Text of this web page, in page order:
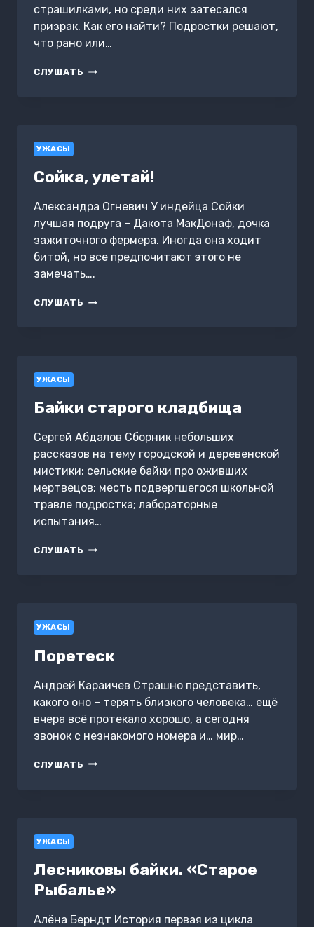
страшилками, но среди них затесался
призрак. Как его найти? Подростки решают,
что рано или…
СЛУШАТЬ САЛОЧКИ
УЖАСЫ
Сойка, улетай!
Александра Огневич У индейца Сойки
лучшая подруга – Дакота МакДонаф, дочка
зажиточного фермера. Иногда она ходит
битой, но все предпочитают этого не
замечать….
СЛУШАТЬ СОЙКА,
УЖАСЫ
Байки старого кладбища
Сергей Абдалов Сборник небольших
рассказов на тему городской и деревенской
мистики: сельские байки про оживших
мертвецов; месть подвергшегося школьной
травле подростка; лабораторные
испытания…
СЛУШАТЬ БАЙКИ
УЖАСЫ
Поретеск
Андрей Караичев Страшно представить,
какого оно – терять близкого человека… ещё
вчера всё протекало хорошо, а сегодня
звонок с незнакомого номера и… мир…
СЛУШАТЬ ПОРЕТЕСК
УЖАСЫ
Лесниковы байки. «Старое
Рыбалье»
Алёна Берндт История первая из цикла